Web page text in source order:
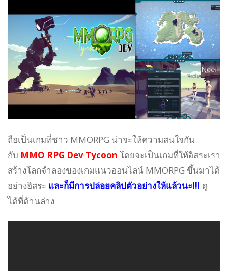
ถือเป็นเกมที่ชาว MMORPG น่าจะให้ความสนใจกัน
กับ MMO RPG Dev Tycoon โดยจะเป็นเกมที่ให้อิสระเรา
สร้างโลกจำลองของเกมแนวออนไลน์ MMORPG ขึ้นมาได้
อย่างอิสระ และก็มีการปล่อยคลิปตัวอย่างให้แล้วนะ!!! ดู
ได้ที่ด้านล่าง